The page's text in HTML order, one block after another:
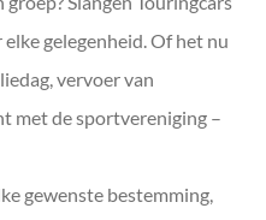
gelegenheid. Of het nu
vervoer van
met de sportvereniging –
gewenste bestemming,